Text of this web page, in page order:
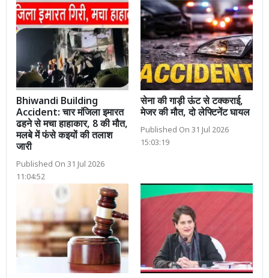
Bhiwandi Building
Accident: चार मंजिला इमारत
ढहने से मचा हाहाकार, 8 की मौत,
मलबे में फंसे कइयों की तलाश
जारी
Published On 31 Jul 2026
11:04:52
सेना की गाड़ी ऊंट से टक्कराई,
मेजर की मौत, दो लेफ्टिनेंट घायल
Published On 31 Jul 2026
15:03:19